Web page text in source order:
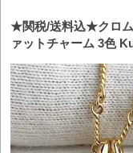
★関税/送料込★クロム
ァットチャーム 3色